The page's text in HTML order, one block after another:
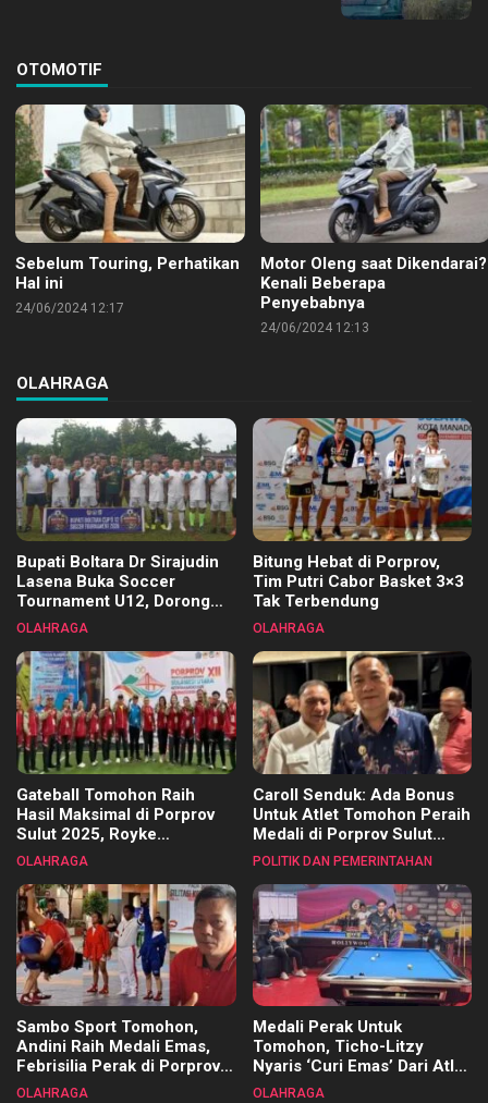
OTOMOTIF
Sebelum Touring, Perhatikan
Hal ini
24/06/2024 12:17
Motor Oleng saat Dikendarai?
Kenali Beberapa
Penyebabnya
24/06/2024 12:13
OLAHRAGA
Bupati Boltara Dr Sirajudin
Lasena Buka Soccer
Tournament U12, Dorong
Pembinaan Merata di Setiap
OLAHRAGA
Bitung Hebat di Porprov,
Tim Putri Cabor Basket 3×3
Tak Terbendung
OLAHRAGA
Gateball Tomohon Raih
Hasil Maksimal di Porprov
Sulut 2025, Royke
Tangkawarouw Ucapkan
OLAHRAGA
Caroll Senduk: Ada Bonus
Untuk Atlet Tomohon Peraih
Medali di Porprov Sulut
2025
POLITIK DAN PEMERINTAHAN
Sambo Sport Tomohon,
Andini Raih Medali Emas,
Febrisilia Perak di Porprov
Sulut 2025
OLAHRAGA
Medali Perak Untuk
Tomohon, Ticho-Litzy
Nyaris ‘Curi Emas’ Dari Atlet
Biliar PON di Porprov Sulut
OLAHRAGA